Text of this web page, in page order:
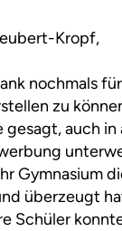
Kropf,
nochmals
zu
gesagt, auch
Gymnasium
überzeugt
Schüler